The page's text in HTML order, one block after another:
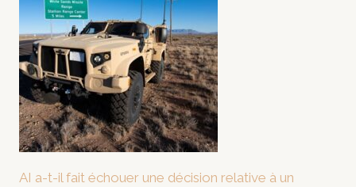
AI a-t-il fait échouer une décision relative à un